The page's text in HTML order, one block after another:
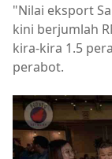
"Nilai eksport
kini berjumlah
kira-kira 1.5
perabot.